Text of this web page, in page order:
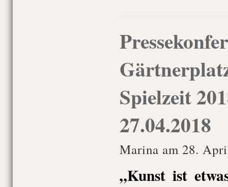
Spielzeit
27.04.2018
Marina am 28.
„Kunst ist